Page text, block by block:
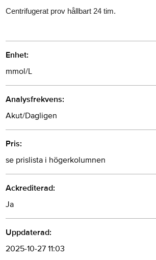
Centrifugerat prov hållbart 24 tim.
Enhet:
mmol/L
Analysfrekvens:
Akut/Dagligen
Pris:
se prislista i högerkolumnen
Ackrediterad:
Ja
Uppdaterad:
2025-10-27 11:03